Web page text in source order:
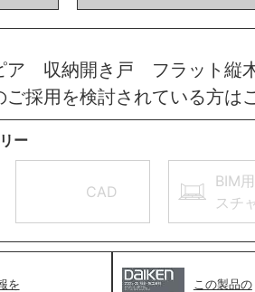
ア 収納開き戸 フラット
採用を検討されている方は
ー
CAD
BIM
スチ
を この製品の